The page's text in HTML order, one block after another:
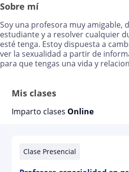
Sobre mí
Soy una profesora muy amigable,
estudiante y a resolver cualquier
esté tenga. Estoy dispuesta a
ver la sexualidad a partir de
para que tengas una vida y
Mis clases
Imparto clases Online
Clase Presencial